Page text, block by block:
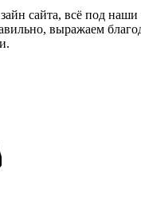
сайта, всё под наши
выражаем